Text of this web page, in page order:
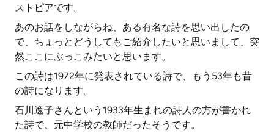
ストピアです。
あのお話をしながらね、ある有名な詩を思い出したの
で、ちょっとどうしてもご紹介したいと思いまして、突
然ここにぶっこみたいと思います。
この詩は1972年に発表されている詩で、もう53年も昔
の詩になります。
石川逸子さんという1933年生まれの詩人の方が書かれ
た詩で、元中学校の教師だったそうです。